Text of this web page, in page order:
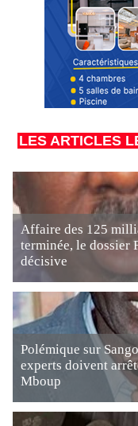
LES ARTICLES
Affaire des 125
terminée, le dossier
décisive
Polémique sur
experts doivent
Mboup